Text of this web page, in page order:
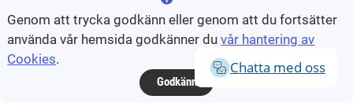
Chatta med oss
Genom att trycka godkänn eller genom att du fortsätter
använda vår hemsida godkänner duvår hantering av
Cookies.
Godkänn